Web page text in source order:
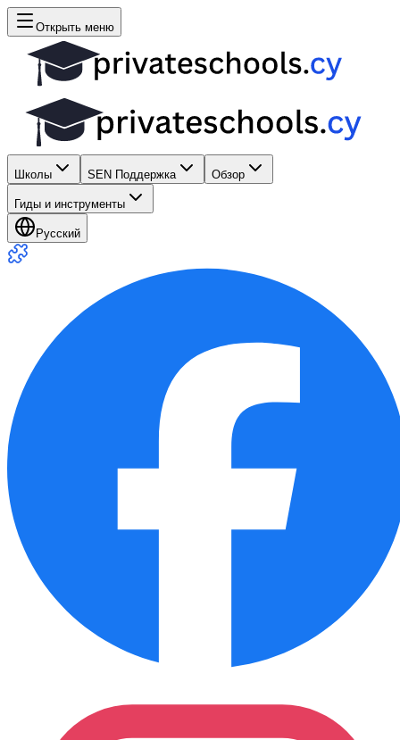
Открыть меню
Школы SEN Поддержка Обзор
Гиды и инструменты
Русский